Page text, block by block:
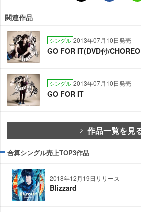
関連作品
シングル 2013年07月10日発売
GO FOR IT(DVD付/
シングル 2013年07月10日発売
GO FOR IT
作品一覧を見
合算シングル売上TOP3作品
2018年12月19日リリース
Blizzard